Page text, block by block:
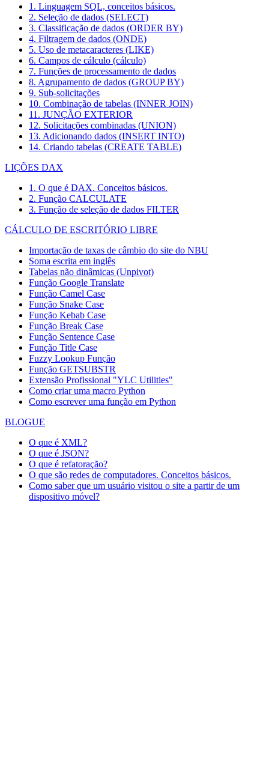
1. Linguagem SQL, conceitos básicos.
2. Seleção de dados (SELECT)
3. Classificação de dados (ORDER BY)
4. Filtragem de dados (ONDE)
5. Uso de metacaracteres (LIKE)
6. Campos de cálculo (cálculo)
7. Funções de processamento de dados
8. Agrupamento de dados (GROUP BY)
9. Sub-solicitações
10. Combinação de tabelas (INNER JOIN)
11. JUNÇÃO EXTERIOR
12. Solicitações combinadas (UNION)
13. Adicionando dados (INSERT INTO)
14. Criando tabelas (CREATE TABLE)
LIÇÕES DAX
1. O que é DAX. Conceitos básicos.
2. Função CALCULATE
3. Função de seleção de dados FILTER
CÁLCULO DE ESCRITÓRIO LIBRE
Importação de taxas de câmbio do site do NBU
Soma escrita em inglês
Tabelas não dinâmicas (Unpivot)
Função Google Translate
Função Camel Case
Função Snake Case
Função Kebab Case
Função Break Case
Função Sentence Case
Função Title Case
Fuzzy Lookup Função
Função GETSUBSTR
Extensão Profissional "YLC Utilities"
Como criar uma macro Python
Como escrever uma função em Python
BLOGUE
O que é XML?
O que é JSON?
O que é refatoração?
O que são redes de computadores. Conceitos básicos.
Como saber que um usuário visitou o site a partir de um
dispositivo móvel?